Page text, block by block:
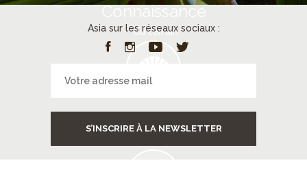
Connaissance
du terrain
Services
Asia sur les réseaux sociaux :
S’INSCRIRE À LA NEWSLETTER